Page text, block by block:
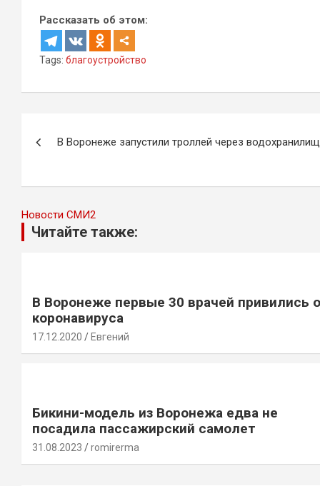
Рассказать об этом:
Tags: благоустройство
записям
В Воронеже запустили троллей через
Новости СМИ2
Читайте также:
В Воронеже первые 30 врачей привились
коронавируса
17.12.2020 Евгений
Бикини-модель из Воронежа едва не
посадила пассажирский самолет
31.08.2023 romirerma